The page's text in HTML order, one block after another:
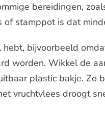
bereidingen,
stamppot is dat
bijvoorbeeld
worden. Wikkel de
plastic bakje. Zo
vruchtvlees droogt